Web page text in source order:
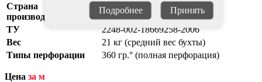
Страна
производитель
Россия
ТУ
2248-002-18669258-2006
Вес
21 кг (средний вес бухты)
Типы перфорации
360 гр.° (полная перфорация)
Цена за м
Подробнее Принять